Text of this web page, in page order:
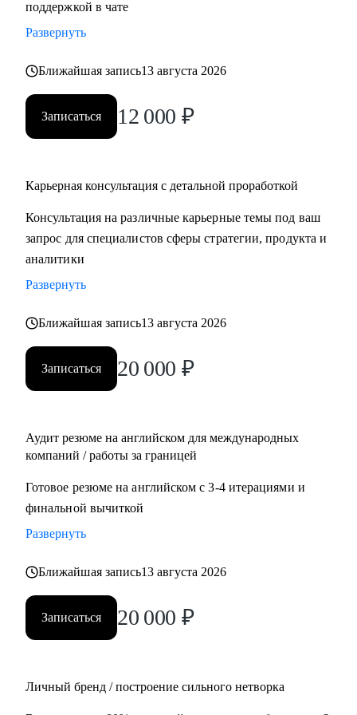
продающее резюме / LinkedIn
• Проведу mock-interview и дам практические
• Научу нетворчить эффективно и с результатом для
карьеры
• Для тех, кто только задумался о получении визы талантов
в США (EB1-A, O1), расскажу о процессе, поделюсь
организации для закрытия критериев
поступления, а также проверкой материалов (например,
эссе, резюме, рекомендательные письма)
Кому могу помочь:
• Хочет найти работу в IT, FMCG, e-commerce на позициях:
Analytics, Strategy & Ops, Go-To-Market, Product
Management, Project Management
• Планирует переехать в Европу или США или уже ищет
• Думает об иммиграции в США по визе талантов О1 /
ЕВ1-А
поддержкой в чате
Развернуть
Ближайшая запись13 августа 2026
Записаться 12 000 ₽
Карьерная консультация с детальной проработкой
Консультация на различные карьерные темы под ваш
запрос для специалистов сферы стратегии, продукта и
аналитики
Развернуть
Ближайшая запись13 августа 2026
Записаться 20 000 ₽
Аудит резюме на английском для международных
компаний / работы за границей
Готовое резюме на английском с 3-4 итерациями и
финальной вычиткой
Развернуть
Ближайшая запись13 августа 2026
Записаться 20 000 ₽
Личный бренд / построение сильного нетворка